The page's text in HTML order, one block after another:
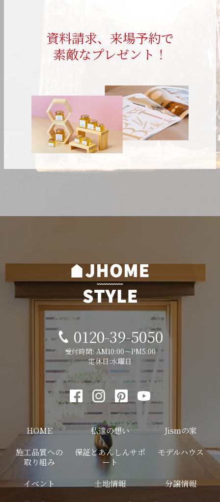
資料請求、来場予約で
素敵なプレゼント！
0120-39-5050
受付時間: AM10:00～PM5:00
定休日:水曜日
HOME 私達の想い
Jismの家
施工品質への
取り組み
保証とあんしんサポ
ート
モデルハウス
イベント 土地情報
分譲情報